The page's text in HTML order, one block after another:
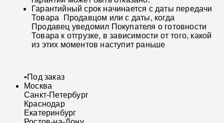
Гарантийный срок начинается с даты передачи
Товара Продавцом или с даты, когда
Продавец уведомил Покупателя о готовности
Товара к отгрузке, в зависимости от того, какой
из этих моментов наступит раньше
•Под заказ
Москва
Санкт-Петербург
Краснодар
Екатеринбург